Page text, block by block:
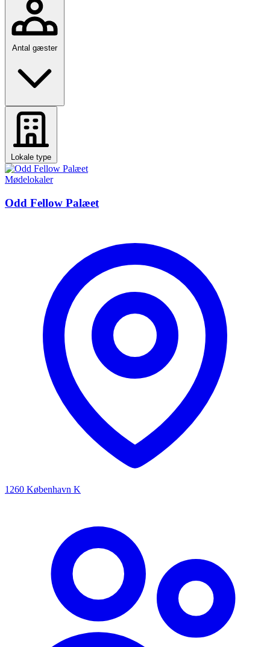
Antal gæster
Lokale type
Mødelokaler
Odd Fellow Palæet
1260 København K